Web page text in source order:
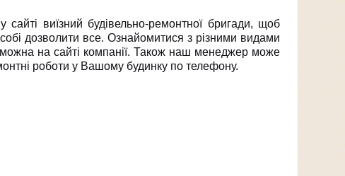
виїзний будівельно-ремонтної бригади, щоб
дозволити все. Ознайомитися з різними видами
можна на сайті компанії. Також наш менеджер може
роботи у Вашому будинку по телефону.